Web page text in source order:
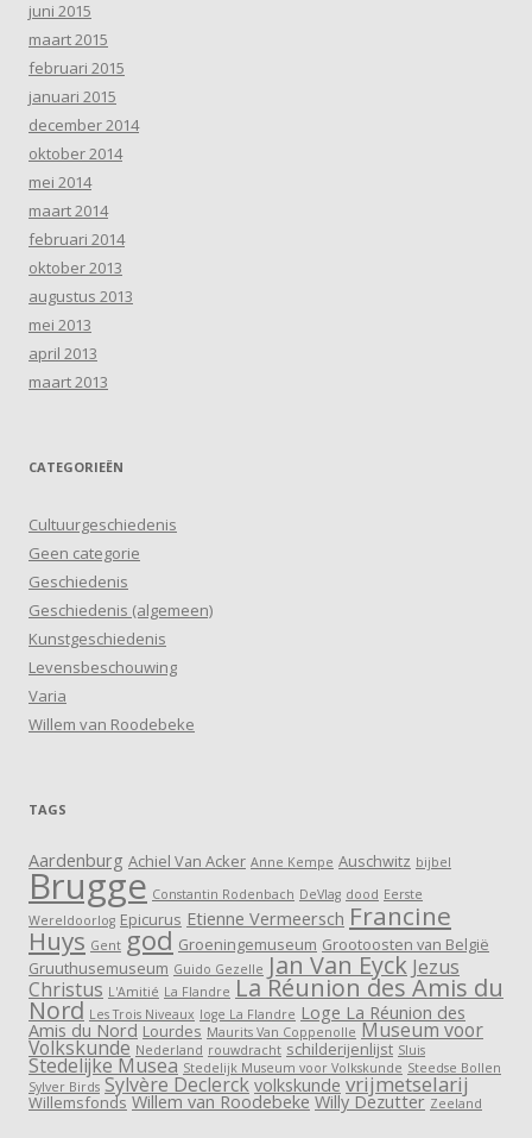
juni 2015
maart 2015
februari 2015
januari 2015
december 2014
oktober 2014
mei 2014
maart 2014
februari 2014
oktober 2013
augustus 2013
mei 2013
april 2013
maart 2013
CATEGORIEËN
Cultuurgeschiedenis
Geen categorie
Geschiedenis
Geschiedenis (algemeen)
Kunstgeschiedenis
Levensbeschouwing
Varia
Willem van Roodebeke
TAGS
Aardenburg Achiel Van Acker Anne Kempe Auschwitz bijbel
Brugge Constantin Rodenbach DeVlag dood Eerste
Wereldoorlog Epicurus Etienne Vermeersch Francine
Huys Gent god Groeningemuseum Grootoosten van België
Gruuthusemuseum Guido Gezelle Jan Van Eyck Jezus
Christus L'Amitié La Flandre La Réunion des Amis du
Nord Les Trois Niveaux loge La Flandre Loge La Réunion des
Amis du Nord Lourdes Maurits Van Coppenolle Museum voor
Volkskunde Nederland rouwdracht schilderijenlijst Sluis
Stedelijke Musea Stedelijk Museum voor Volkskunde Steedse Bollen
Sylver Birds Sylvère Declerck volkskunde vrijmetselarij
Willemsfonds Willem van Roodebeke Willy Dezutter Zeeland